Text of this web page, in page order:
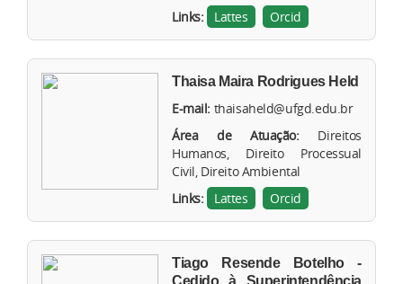
Links:
Lattes Orcid
Thaisa Maira Rodrigues Held
E-mail: thaisaheld@ufgd.edu.br
Área de Atuação:
Direitos
Humanos, Direito Processual
Civil, Direito Ambiental
Links:
Lattes Orcid
Tiago Resende Botelho -
Cedido à Superintendência